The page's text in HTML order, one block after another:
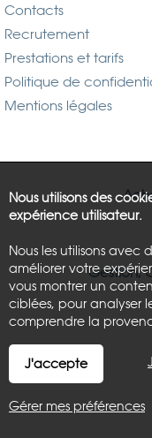
Contacts
Recrutement
Prestations et tarifs
Politique de
Mentions légales
Gestion,
Nous utilisons des
expérience utilisateur.
Nous les utilisons avec
améliorer votre
vous montrer un
ciblées, pour analyser
comprendre la
J'accepte
Gérer mes préférences